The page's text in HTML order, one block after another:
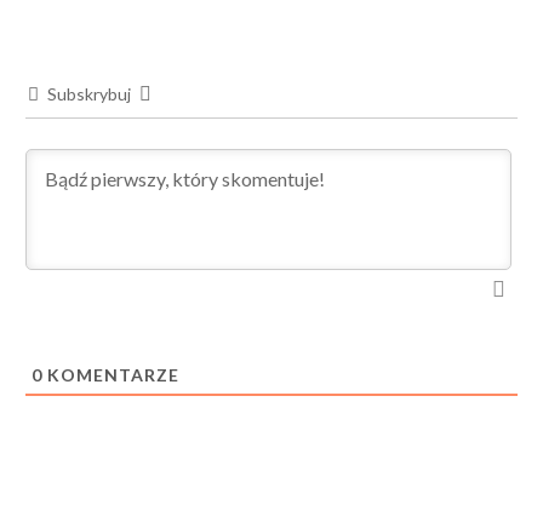
Subskrybuj
0 KOMENTARZE